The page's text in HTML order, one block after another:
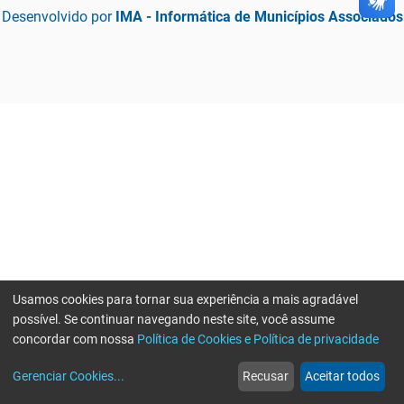
Desenvolvido por IMA - Informática de Municípios Associados
web
Notícias
more_horiz
Mais
Usamos cookies para tornar sua experiência a mais agradável
possível. Se continuar navegando neste site, você assume
concordar com nossa Política de Cookies e Política de privacidade
Gerenciar Cookies... Recusar Aceitar todos